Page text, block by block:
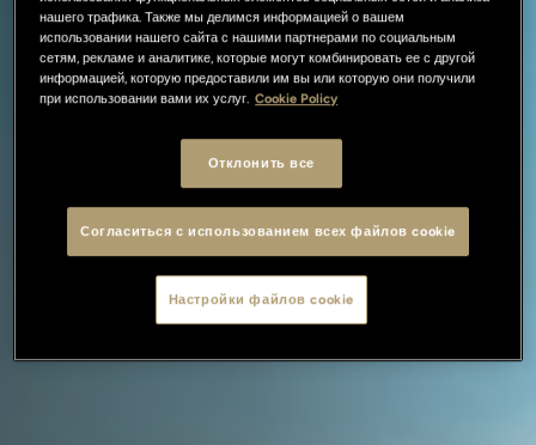
нашего трафика. Также мы делимся информацией о вашем
использовании нашего сайта с нашими партнерами по социальным
сетям, рекламе и аналитике, которые могут комбинировать ее с другой
информацией, которую предоставили им вы или которую они получили
при использовании вами их услуг. Cookie Policy
Отклонить все
Согласиться с использованием всех файлов cookie
Настройки файлов cookie